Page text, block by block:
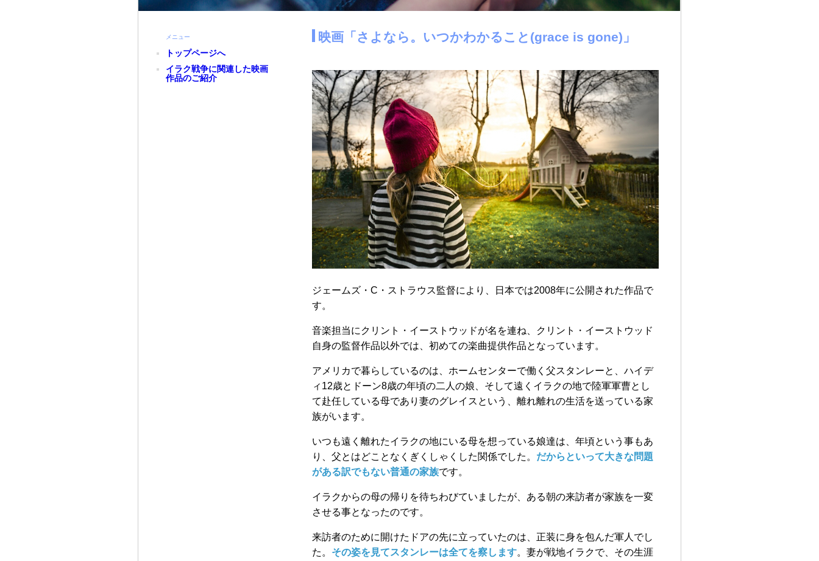
映画「さよなら。いつかわかること(grace is gone)」
ジェームズ・C・ストラウス監督により、日本では2008年に公開された作品で
す。
音楽担当にクリント・イーストウッドが名を連ね、クリント・イーストウッド
自身の監督作品以外では、初めての楽曲提供作品となっています。
アメリカで暮らしているのは、ホームセンターで働く父スタンレーと、ハイデ
ィ12歳とドーン8歳の年頃の二人の娘、そして遠くイラクの地で陸軍軍曹とし
て赴任している母であり妻のグレイスという、離れ離れの生活を送っている家
族がいます。
いつも遠く離れたイラクの地にいる母を想っている娘達は、年頃という事もあ
り、父とはどことなくぎくしゃくした関係でした。 だからといって大きな問題
がある訳でもない普通の家族です。
イラクからの母の帰りを待ちわびていましたが、ある朝の来訪者が家族を一変
させる事となったのです。
来訪者のために開けたドアの先に立っていたのは、正装に身を包んだ軍人でし
た。 その姿を見てスタンレーは全てを察します。妻が戦地イラクで、その生涯
メニュー
トップページへ
イラク戦争に関連した映画
作品のご紹介